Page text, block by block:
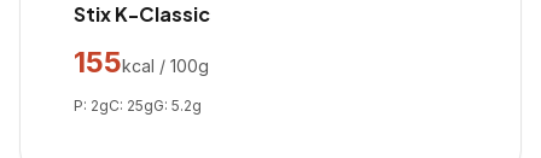
Stix K-Classic
155kcal / 100g
P: 2gC: 25gG: 5.2g